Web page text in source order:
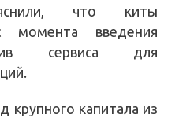
что киты
момента введения
сервиса для
крупного капитала из